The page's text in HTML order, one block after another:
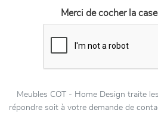
Merci de cocher la
Meubles COT - Home Design traite
répondre soit à votre demande de